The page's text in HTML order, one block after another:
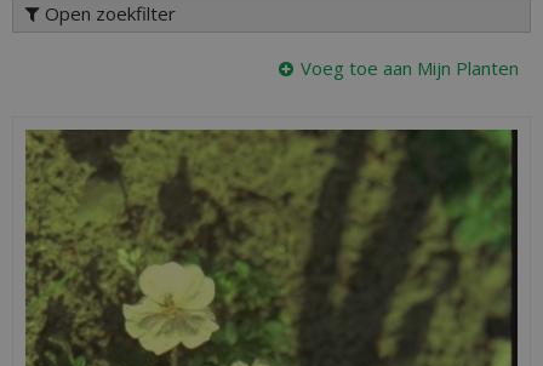
Open zoekfilter
Voeg toe aan Mijn Planten